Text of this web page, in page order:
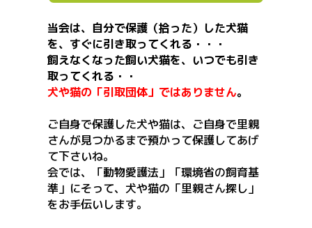
当会は、自分で保護（拾った）した犬猫
を、すぐに引き取ってくれる・・・
飼えなくなった飼い犬猫を、いつでも引き
取ってくれる・・
犬や猫の「引取団体」ではありません。
ご自身で保護した犬や猫は、ご自身で里親
さんが見つかるまで預かって保護してあげ
て下さいね。
会では、「動物愛護法」「環境省の飼育基
準」にそって、犬や猫の「里親さん探し」
をお手伝いします。